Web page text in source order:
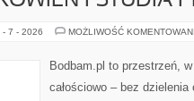
- 7 - 2026 MOŻLIWOŚĆ
Bodbam.pl to przestrzeń,
całościowo – bez dzielenia